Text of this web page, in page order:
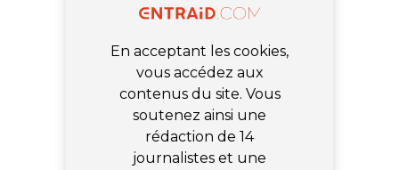
En acceptant les cookies,
vous accédez aux
contenus du site. Vous
soutenez ainsi une
rédaction de 14
journalistes et une